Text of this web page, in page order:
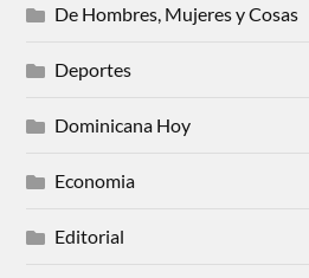
De Hombres, Mujeres y Cosas
Deportes
Dominicana Hoy
Economia
Editorial